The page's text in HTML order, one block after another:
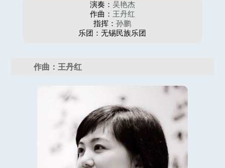
演奏： 吴艳杰
作曲： 王丹红
指挥：孙鹏
乐团：无锡民族乐团
作曲：王丹红